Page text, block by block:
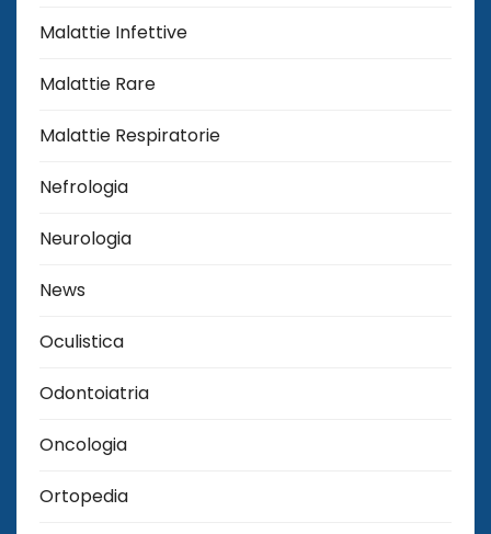
Malattie Infettive
Malattie Rare
Malattie Respiratorie
Nefrologia
Neurologia
News
Oculistica
Odontoiatria
Oncologia
Ortopedia